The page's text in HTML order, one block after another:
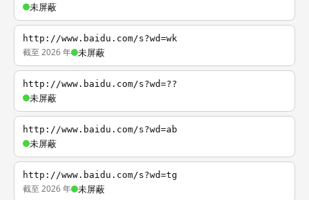
未屏蔽
http://www.baidu.com/s?wd=wk
截至 2026 年 未屏蔽
http://www.baidu.com/s?wd=??
未屏蔽
http://www.baidu.com/s?wd=ab
未屏蔽
http://www.baidu.com/s?wd=tg
截至 2026 年 未屏蔽